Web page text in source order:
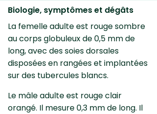
Biologie, symptômes et dégâts
La femelle adulte est rouge sombre
au corps globuleux de 0,5 mm de
long, avec des soies dorsales
disposées en rangées et implantées
sur des tubercules blancs.
Le mâle adulte est rouge clair
orangé. Il mesure 0,3 mm de long. Il